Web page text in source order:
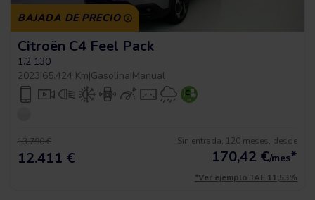
BAJADA DE PRECIO
Citroën C4 Feel Pack
1.2 130
2023|65.424 Km|Gasolina|Manual
13.790 €
12.411 €
Sin entrada, 120 meses, desde
170,42 €/mes*
*Ver ejemplo TAE 11,53%